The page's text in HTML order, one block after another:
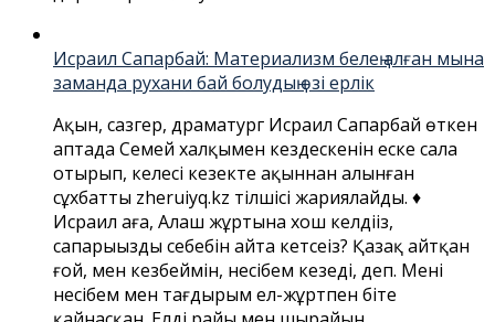
Исраил Сапарбай: Материализм белең алған мына
заманда рухани бай болудың өзі ерлік
Ақын, сазгер, драматург Исраил Сапарбай өткен
аптада Семей халқымен кездескенін еске сала
отырып, келесі кезекте ақыннан алынған
сұхбатты zheruiyq.kz тілшісі жариялайды. ♦
Исраил аға, Алаш жұртына хош келдіңіз,
сапарыңыздың себебін айта кетсеңіз? Қазақ айтқан
ғой, мен кезбеймін, несібем кезеді, деп. Менің
несібем мен тағдырым ел-жұртпен біте